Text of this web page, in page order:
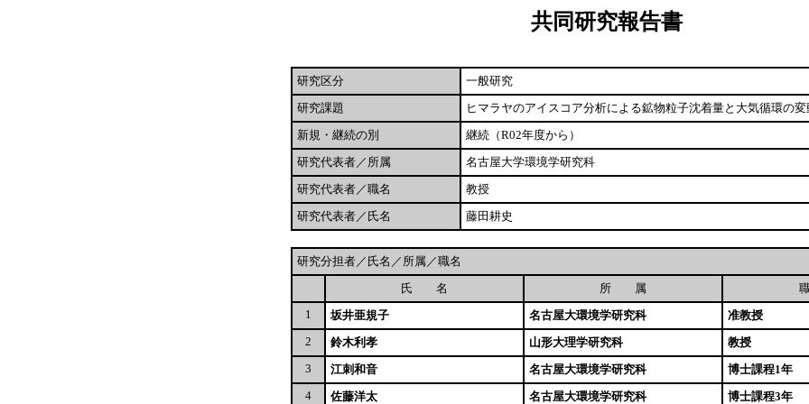
共同研究報告書
研究区分
一般研究
研究課題
ヒマラヤのアイスコア分析による鉱物粒子沈着量と大気循環の
新規・継続の別
継続（R02年度から）
研究代表者／所属
名古屋大学環境学研究科
研究代表者／職名
教授
研究代表者／氏名
藤田耕史
研究分担者／氏名／所属／職名
氏 名
所 属
1
坂井亜規子 名古屋大環境学研究科
准教授
2
鈴木利孝 山形大理学研究科
教授
3
江刺和音 名古屋大環境学研究科
博士課程1年
4
佐藤洋太 名古屋大環境学研究科
博士課程3年